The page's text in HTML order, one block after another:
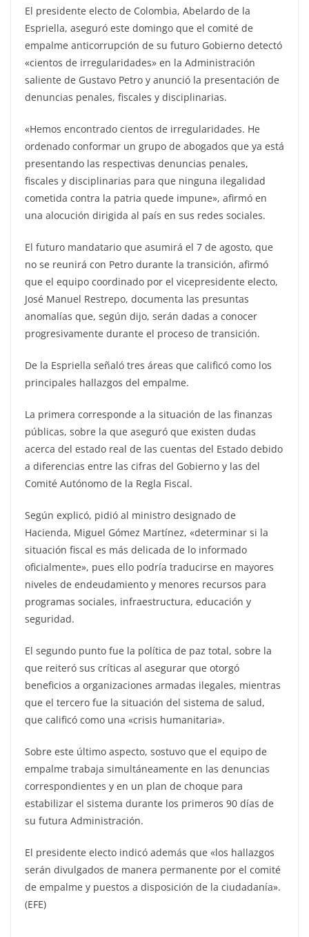
El presidente electo de Colombia, Abelardo de la
Espriella, aseguró este domingo que el comité de
empalme anticorrupción de su futuro Gobierno detectó
«cientos de irregularidades» en la Administración
saliente de Gustavo Petro y anunció la presentación de
denuncias penales, fiscales y disciplinarias.
«Hemos encontrado cientos de irregularidades. He
ordenado conformar un grupo de abogados que ya está
presentando las respectivas denuncias penales,
fiscales y disciplinarias para que ninguna ilegalidad
cometida contra la patria quede impune», afirmó en
una alocución dirigida al país en sus redes sociales.
El futuro mandatario que asumirá el 7 de agosto, que
no se reunirá con Petro durante la transición, afirmó
que el equipo coordinado por el vicepresidente electo,
José Manuel Restrepo, documenta las presuntas
anomalías que, según dijo, serán dadas a conocer
progresivamente durante el proceso de transición.
De la Espriella señaló tres áreas que calificó como los
principales hallazgos del empalme.
La primera corresponde a la situación de las finanzas
públicas, sobre la que aseguró que existen dudas
acerca del estado real de las cuentas del Estado debido
a diferencias entre las cifras del Gobierno y las del
Comité Autónomo de la Regla Fiscal.
Según explicó, pidió al ministro designado de
Hacienda, Miguel Gómez Martínez, «determinar si la
situación fiscal es más delicada de lo informado
oficialmente», pues ello podría traducirse en mayores
niveles de endeudamiento y menores recursos para
programas sociales, infraestructura, educación y
seguridad.
El segundo punto fue la política de paz total, sobre la
que reiteró sus críticas al asegurar que otorgó
beneficios a organizaciones armadas ilegales, mientras
que el tercero fue la situación del sistema de salud,
que calificó como una «crisis humanitaria».
Sobre este último aspecto, sostuvo que el equipo de
empalme trabaja simultáneamente en las denuncias
correspondientes y en un plan de choque para
estabilizar el sistema durante los primeros 90 días de
su futura Administración.
El presidente electo indicó además que «los hallazgos
serán divulgados de manera permanente por el comité
de empalme y puestos a disposición de la ciudadanía».
(EFE)